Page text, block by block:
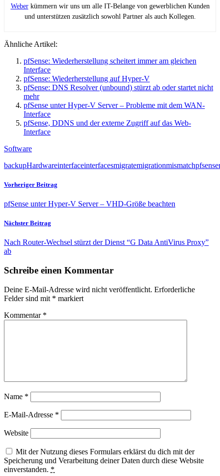
Weberkümmern wir uns um alle IT-Belange von gewerblichen Kunden
und unterstützen zusätzlich sowohl Partner als auch Kollegen.
Ähnliche Artikel:
pfSense: Wiederherstellung scheitert immer am gleichen
Interface
pfSense: Wiederherstellung auf Hyper-V
pfSense: DNS Resolver (unbound) stürzt ab oder startet nicht
mehr
pfSense unter Hyper-V Server – Probleme mit dem WAN-
Interface
pfSense, DDNS und der externe Zugriff auf das Web-
Interface
Software
backupHardwareinterfaceinterfacesmigratemigrationmismatchpfsense
Vorheriger Beitrag
pfSense unter Hyper-V Server – VHD-Größe beachten
Nächster Beitrag
Nach Router-Wechsel stürzt der Dienst “G Data AntiVirus Proxy”
ab
Schreibe einen Kommentar
Deine E-Mail-Adresse wird nicht veröffentlicht. Erforderliche
Felder sind mit * markiert
Kommentar *
Name *
E-Mail-Adresse *
Website
Mit der Nutzung dieses Formulars erklärst du dich mit der
Speicherung und Verarbeitung deiner Daten durch diese Website
einverstanden. *